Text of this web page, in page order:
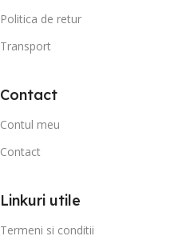
Politica de retur
Transport
Contact
Contul meu
Contact
Linkuri utile
Termeni si conditii